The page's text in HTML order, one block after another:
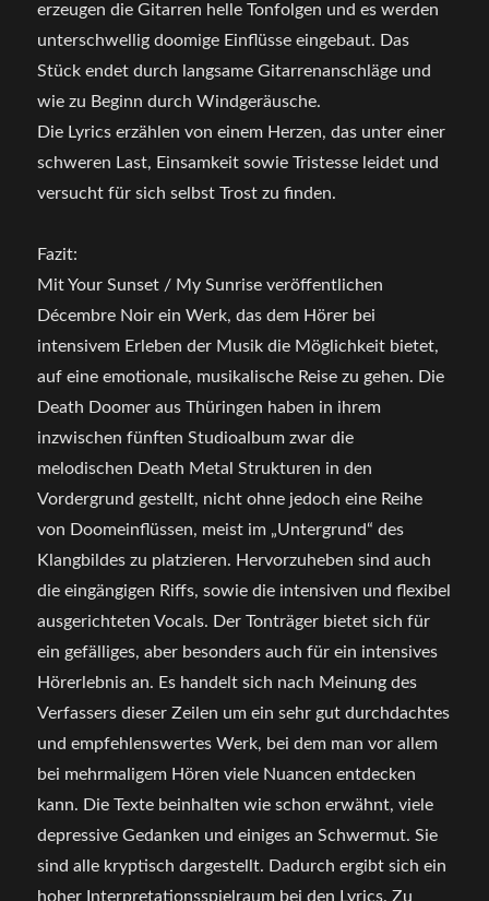
erzeugen die Gitarren helle Tonfolgen und es werden
unterschwellig doomige Einflüsse eingebaut. Das
Stück endet durch langsame Gitarrenanschläge und
wie zu Beginn durch Windgeräusche.
Die Lyrics erzählen von einem Herzen, das unter einer
schweren Last, Einsamkeit sowie Tristesse leidet und
versucht für sich selbst Trost zu finden.
Fazit:
Mit Your Sunset / My Sunrise veröffentlichen
Décembre Noir ein Werk, das dem Hörer bei
intensivem Erleben der Musik die Möglichkeit bietet,
auf eine emotionale, musikalische Reise zu gehen. Die
Death Doomer aus Thüringen haben in ihrem
inzwischen fünften Studioalbum zwar die
melodischen Death Metal Strukturen in den
Vordergrund gestellt, nicht ohne jedoch eine Reihe
von Doomeinflüssen, meist im „Untergrund“ des
Klangbildes zu platzieren. Hervorzuheben sind auch
die eingängigen Riffs, sowie die intensiven und flexibel
ausgerichteten Vocals. Der Tonträger bietet sich für
ein gefälliges, aber besonders auch für ein intensives
Hörerlebnis an. Es handelt sich nach Meinung des
Verfassers dieser Zeilen um ein sehr gut durchdachtes
und empfehlenswertes Werk, bei dem man vor allem
bei mehrmaligem Hören viele Nuancen entdecken
kann. Die Texte beinhalten wie schon erwähnt, viele
depressive Gedanken und einiges an Schwermut. Sie
sind alle kryptisch dargestellt. Dadurch ergibt sich ein
hoher Interpretationsspielraum bei den Lyrics. Zu